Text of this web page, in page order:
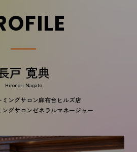
戸 寛典
Hironori Nagato
ミングサロン麻布台ヒルズ店
ングサロンゼネラルマネージャー